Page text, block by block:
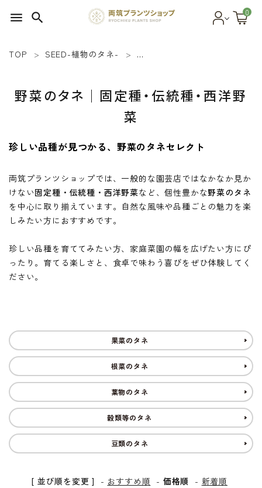
menu search 0
SEED 植物のタネ
OTHER 雑貨
FOOD 食品
BLOG ブログ
INFORMATIOM
プライバシーポリシー
特定商取引法について
お問い合わせ
ACCOUNT MENU
ようこそ ゲスト 様
meeting_room ログイン person 新規会員登
TOP SEED-植物のタネ- 野菜のタネ｜固定種・伝統種・
野菜のタネ｜固定種・伝統種・西洋野
菜
珍しい品種が見つかる、野菜のタネセレクト
両筑プランツショップでは、一般的な園芸店ではなかなか見か
けない固定種・伝統種・西洋野菜など、個性豊かな野菜のタネ
を中心に取り揃えています。自然な風味や品種ごとの魅力を楽
しみたい方におすすめです。
珍しい品種を育ててみたい方、家庭菜園の幅を広げたい方にぴ
ったり。育てる楽しさと、食卓で味わう喜びをぜひ体験してく
ださい。
果菜のタネ
根菜のタネ
葉物のタネ
穀類等のタネ
豆類のタネ
[ 並び順を変更 ] - おすすめ順 - 価格順 - 新着順